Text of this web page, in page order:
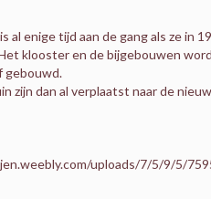
al enige tijd aan de gang als ze in
klooster en de bijgebouwen
gebouwd.
zijn dan al verplaatst naar de
uploads/7/5/9/5/